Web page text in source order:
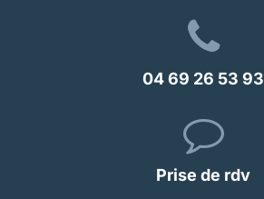
04 69 26 53 93
Prise de rdv